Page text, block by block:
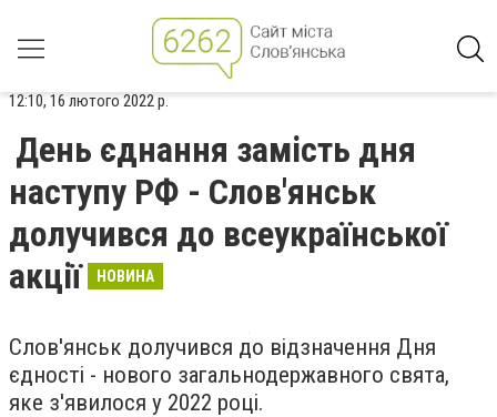
12:10, 16 лютого 2022 р.
День єднання замість дня
наступу РФ - Слов'янськ
долучився до всеукраїнської
акції
НОВИНА
Слов'янськ долучився до відзначення Дня
єдності - нового загальнодержавного свята,
яке з'явилося у 2022 році.